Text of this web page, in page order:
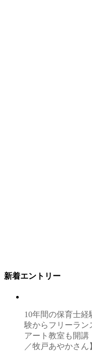
新着エントリー
10年間の保育士
験からフリーラン
アート教室も開講
／牧戸あやかさん